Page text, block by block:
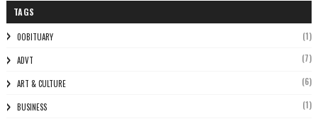
TAGS
0OBITUARY (1)
ADVT (7)
ART & CULTURE (6)
BUSINESS (1)